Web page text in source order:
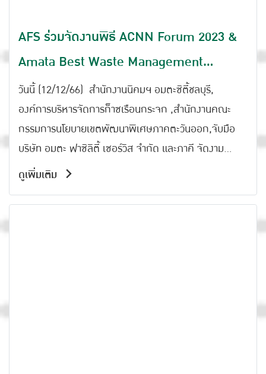
AFS ร่วมจัดงานพิธี ACNN Forum 2023 &
Amata Best Waste Management
Awards 2023
วันนี้ (12/12/66) สำนักงานนิคมฯ อมตะซิตี้ชลบุรี,
องค์การบริหารจัดการก็าซเรือนกระจก ,สำนักงานคณะ
กรรมการนโยบายเขตพัฒนาพิเศษภาคตะวันออก,จับมือ
บริษัท อมตะ ฟาซิลิตี้ เซอร์วิส จำกัด และภาคี จัดงาม
สัมมนาและmini exhibition ในงานอมตะคาร์บอนนิวทรัล
ACNN 2023) เพื่อสนับสนุนภาคธุรกิจในการลดการปล่อย
ดูเพิ่มเติม